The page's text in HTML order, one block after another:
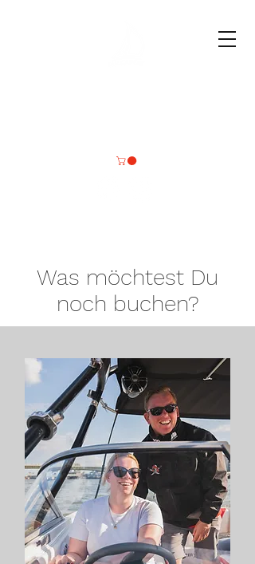
Was möchtest Du
noch buchen?